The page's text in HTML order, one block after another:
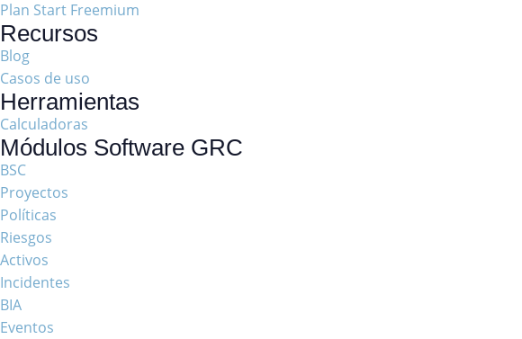
Plan Start Freemium
Recursos
Blog
Casos de uso
Herramientas
Calculadoras
Módulos Software GRC
BSC
Proyectos
Políticas
Riesgos
Activos
Incidentes
BIA
Eventos